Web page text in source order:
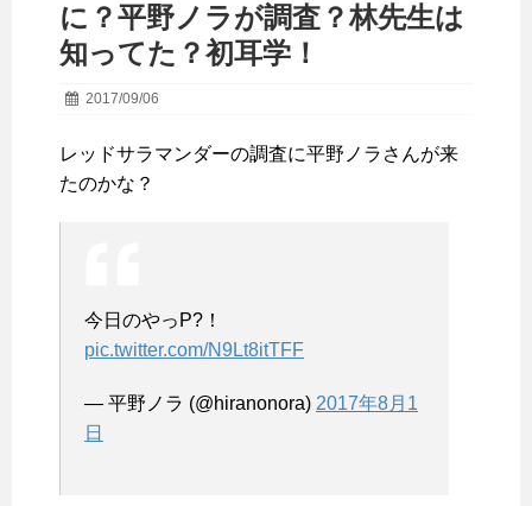
に？平野ノラが調査？林先生は
知ってた？初耳学！
2017/09/06
レッドサラマンダーの調査に平野ノラさんが来
たのかな？
今日のやっP?！
pic.twitter.com/N9Lt8itTFF
— 平野ノラ (@hiranonora) 2017年8月1
日